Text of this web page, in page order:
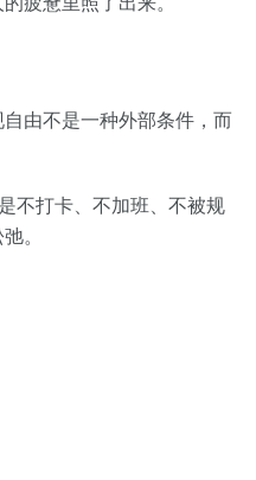
由不是一种外部条件，而
不打卡、不加班、不被规
。